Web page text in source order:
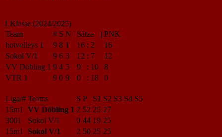
1.Klasse (2024/2025)
Team
# S N | Sätze | PNK
hotvolleys 1
9 8 1 16 : 2
16
Sokol V/1
9 6 3 12 : 7
12
VV Döbling 1 9 4 5 9 : 10
8
VTR 1
9 0 9 0 : 18 0
Liga/# Teams S P S1 S2 S3 S4 S5
15m1
VV Döbling 1 2 52 25 27
3001
Sokol V/1 0 44 19 25
15m1
Sokol V/1 2 50 25 25